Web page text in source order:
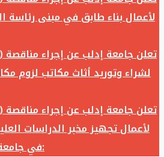
لأعمال بناء طابق في مبنى رئاسة
تعلن جامعة إدلب عن إجراء مناقصة
لشراء وتوريد أثاث مكاتب لزوم
تعلن جامعة إدلب عن إجراء مناقصة
لأعمال تجهيز مخبر الدراسات
في جامعة ادلب وفق الآتي: